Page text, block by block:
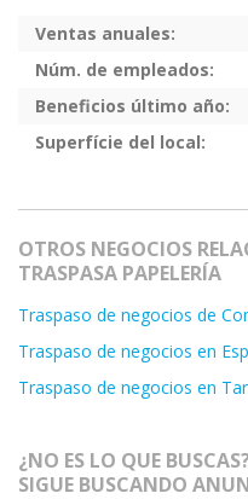
Ventas anuales:
Núm. de empleados:
Beneficios último año:
Superfície del local:
OTROS NEGOCIOS
TRASPASA PAPELERÍA
Traspaso de negocios de
Traspaso de negocios en
Traspaso de negocios en
¿NO ES LO QUE
SIGUE BUSCANDO